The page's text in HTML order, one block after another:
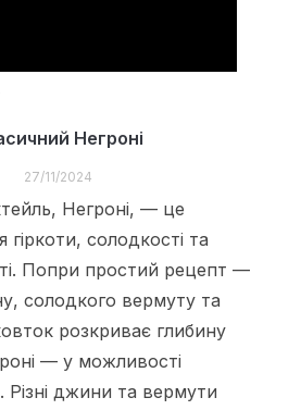
Негроні
27/11/2024
Негроні, — це
гіркоти, солодкості та
Попри простий рецепт —
солодкого вермуту та
розкриває глибину
— у можливості
джини та вермути